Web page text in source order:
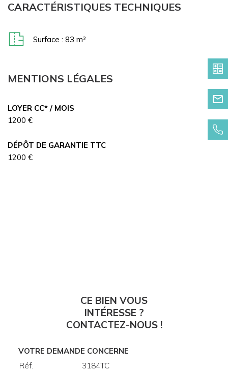
CARACTÉRISTIQUES TECHNIQUES
Surface : 83 m²
MENTIONS LÉGALES
LOYER CC* / MOIS
1200 €
DÉPÔT DE GARANTIE TTC
1200 €
CE BIEN VOUS
INTÉRESSE ?
CONTACTEZ-NOUS !
VOTRE DEMANDE CONCERNE